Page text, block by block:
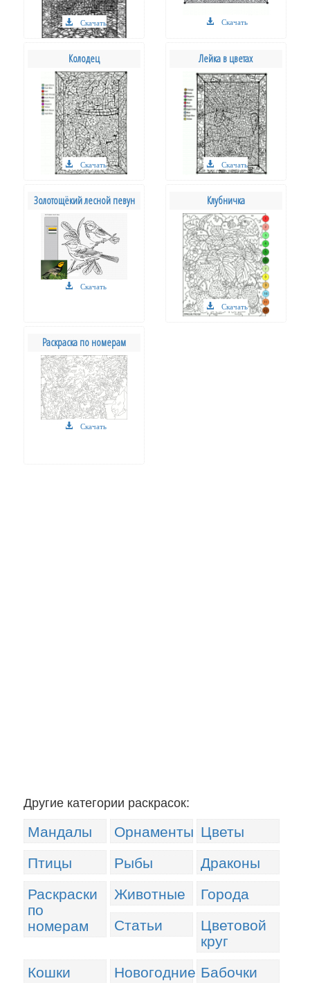
Скачать Скачать
Колодец
Скачать
Лейка в цветах
Скачать
Золотощёкий лесной певун
Скачать
Клубничка
Скачать
Раскраска по номерам
Скачать
Другие категории раскрасок:
Мандалы Орнаменты Цветы
Птицы
Рыбы
Драконы
Раскраски
по
номерам
Животные
Города
Статьи
Цветовой
круг
Кошки
Новогодние Бабочки